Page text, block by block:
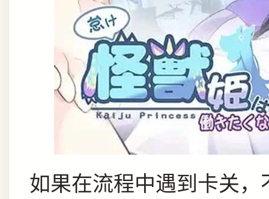
如果在流程中遇到卡关